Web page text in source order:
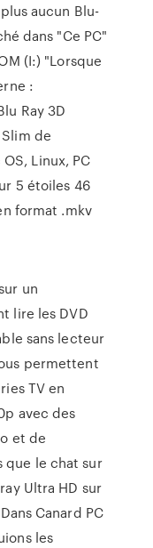
aucun Blu-
dans "Ce PC"
(I:) "Lorsque
:
Ray 3D
de
Linux, PC
5 étoiles 46
format .mkv
un
lire les DVD
sans lecteur
permettent
TV en
avec des
et de
que le chat sur
Ultra HD sur
Canard PC
les